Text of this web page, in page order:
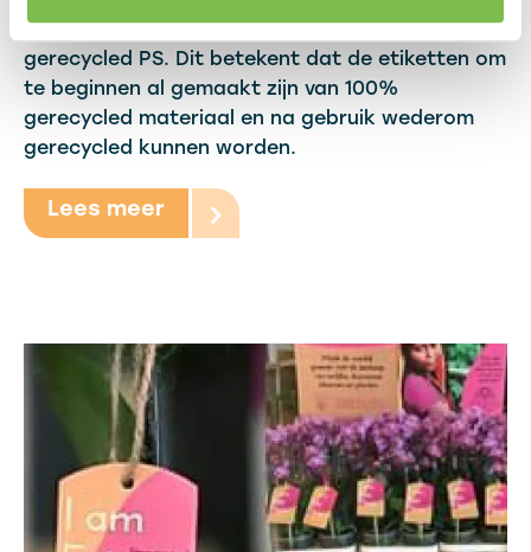
gerecycled PS. Dit betekent dat de etiketten om
te beginnen al gemaakt zijn van 100%
gerecycled materiaal en na gebruik wederom
gerecycled kunnen worden.
Lees meer